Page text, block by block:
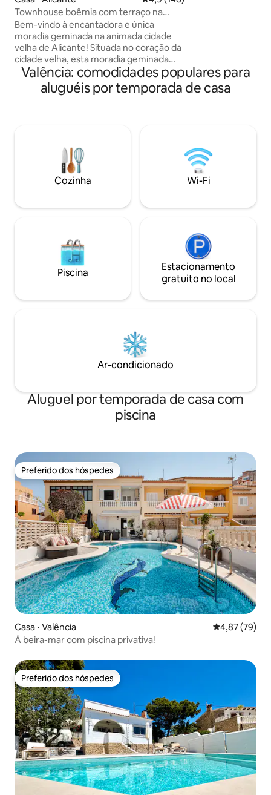
Townhouse boêmia com terraço na
parte antiga da cidade
Bem-vindo à encantadora e única
moradia geminada na animada cidade
velha de Alicante! Situada no coração da
cidade velha, esta moradia geminada
única oferece uma vista deslumbrante
da cidade e do Mar Mediterrâneo. A
poucos passos de distância, você
o tom para umas férias
verdadeiramente incríveis. Serve
confortavelmente para 2 pessoas, mas
até 4 hóspedes são bem-vindos 😊
nos quartos está
estacionar na rua
Valência: comodidades populares para
aluguéis por temporada de casa
Cozinha Wi-Fi
Piscina
Estacionamento
gratuito no local
Ar-condicionado
Aluguel por temporada de casa com
piscina
Preferido dos hóspedes
Preferido dos hóspedes
Casa ⋅ Valência 4,87 de uma
4,87 (79)
À beira-mar com piscina privativa!
Preferido dos hóspedes
Preferido dos hóspedes